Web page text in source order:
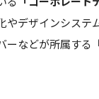
やデザインシステ
ーなどが所属する